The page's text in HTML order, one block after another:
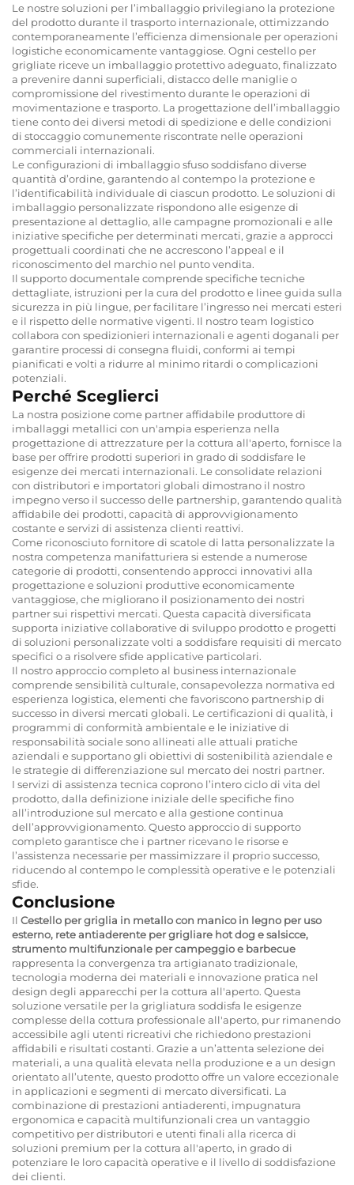
Le nostre soluzioni per l’imballaggio privilegiano la protezione
del prodotto durante il trasporto internazionale, ottimizzando
contemporaneamente l’efficienza dimensionale per operazioni
logistiche economicamente vantaggiose. Ogni cestello per
grigliate riceve un imballaggio protettivo adeguato, finalizzato
a prevenire danni superficiali, distacco delle maniglie o
compromissione del rivestimento durante le operazioni di
movimentazione e trasporto. La progettazione dell’imballaggio
tiene conto dei diversi metodi di spedizione e delle condizioni
di stoccaggio comunemente riscontrate nelle operazioni
commerciali internazionali.
Le configurazioni di imballaggio sfuso soddisfano diverse
quantità d’ordine, garantendo al contempo la protezione e
l’identificabilità individuale di ciascun prodotto. Le soluzioni di
imballaggio personalizzate rispondono alle esigenze di
presentazione al dettaglio, alle campagne promozionali e alle
iniziative specifiche per determinati mercati, grazie a approcci
progettuali coordinati che ne accrescono l’appeal e il
riconoscimento del marchio nel punto vendita.
Il supporto documentale comprende specifiche tecniche
dettagliate, istruzioni per la cura del prodotto e linee guida sulla
sicurezza in più lingue, per facilitare l’ingresso nei mercati esteri
e il rispetto delle normative vigenti. Il nostro team logistico
collabora con spedizionieri internazionali e agenti doganali per
garantire processi di consegna fluidi, conformi ai tempi
pianificati e volti a ridurre al minimo ritardi o complicazioni
potenziali.
Perché Sceglierci
La nostra posizione come partner affidabile produttore di
imballaggi metallici con un'ampia esperienza nella
progettazione di attrezzature per la cottura all'aperto, fornisce la
base per offrire prodotti superiori in grado di soddisfare le
esigenze dei mercati internazionali. Le consolidate relazioni
con distributori e importatori globali dimostrano il nostro
impegno verso il successo delle partnership, garantendo qualità
affidabile dei prodotti, capacità di approvvigionamento
costante e servizi di assistenza clienti reattivi.
Come riconosciutofornitore di scatole di latta personalizzate la
nostra competenza manifatturiera si estende a numerose
categorie di prodotti, consentendo approcci innovativi alla
progettazione e soluzioni produttive economicamente
vantaggiose, che migliorano il posizionamento dei nostri
partner sui rispettivi mercati. Questa capacità diversificata
supporta iniziative collaborative di sviluppo prodotto e progetti
di soluzioni personalizzate volti a soddisfare requisiti di mercato
specifici o a risolvere sfide applicative particolari.
Il nostro approccio completo al business internazionale
comprende sensibilità culturale, consapevolezza normativa ed
esperienza logistica, elementi che favoriscono partnership di
successo in diversi mercati globali. Le certificazioni di qualità, i
programmi di conformità ambientale e le iniziative di
responsabilità sociale sono allineati alle attuali pratiche
aziendali e supportano gli obiettivi di sostenibilità aziendale e
le strategie di differenziazione sul mercato dei nostri partner.
I servizi di assistenza tecnica coprono l’intero ciclo di vita del
prodotto, dalla definizione iniziale delle specifiche fino
all’introduzione sul mercato e alla gestione continua
dell’approvvigionamento. Questo approccio di supporto
completo garantisce che i partner ricevano le risorse e
l’assistenza necessarie per massimizzare il proprio successo,
riducendo al contempo le complessità operative e le potenziali
sfide.
Conclusione
Il Cestello per griglia in metallo con manico in legno per uso
esterno, rete antiaderente per grigliare hot dog e salsicce,
strumento multifunzionale per campeggio e barbecue
rappresenta la convergenza tra artigianato tradizionale,
tecnologia moderna dei materiali e innovazione pratica nel
design degli apparecchi per la cottura all'aperto. Questa
soluzione versatile per la grigliatura soddisfa le esigenze
complesse della cottura professionale all'aperto, pur rimanendo
accessibile agli utenti ricreativi che richiedono prestazioni
affidabili e risultati costanti. Grazie a un’attenta selezione dei
materiali, a una qualità elevata nella produzione e a un design
orientato all’utente, questo prodotto offre un valore eccezionale
in applicazioni e segmenti di mercato diversificati. La
combinazione di prestazioni antiaderenti, impugnatura
ergonomica e capacità multifunzionali crea un vantaggio
competitivo per distributori e utenti finali alla ricerca di
soluzioni premium per la cottura all'aperto, in grado di
potenziare le loro capacità operative e il livello di soddisfazione
dei clienti.